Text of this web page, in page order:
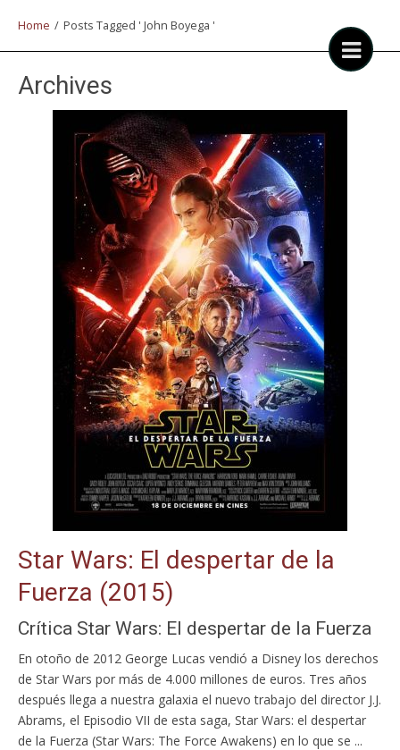
Home / Posts Tagged ' John Boyega '
Archives
Star Wars: El despertar de la
Fuerza (2015)
Crítica Star Wars: El despertar de la Fuerza
En otoño de 2012 George Lucas vendió a Disney los derechos
de Star Wars por más de 4.000 millones de euros. Tres años
después llega a nuestra galaxia el nuevo trabajo del director J.J.
Abrams, el Episodio VII de esta saga, Star Wars: el despertar
de la Fuerza (Star Wars: The Force Awakens) en lo que se ...